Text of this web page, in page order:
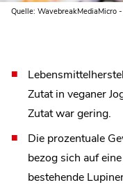
Quelle: WavebreakMediaMicro
Zutat in veganer
Zutat war gering.
Die prozentuale
bezog sich auf
bestehende